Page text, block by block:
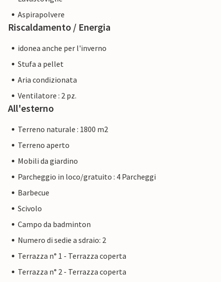
Aspirapolvere
Riscaldamento / Energia
idonea anche per l'inverno
Stufa a pellet
Aria condizionata
Ventilatore : 2 pz.
All'esterno
Terreno naturale : 1800 m2
Terreno aperto
Mobili da giardino
Parcheggio in loco/gratuito : 4 Parcheggi
Barbecue
Scivolo
Campo da badminton
Numero di sedie a sdraio: 2
Terrazza n° 1 - Terrazza coperta
Terrazza n° 2 - Terrazza coperta